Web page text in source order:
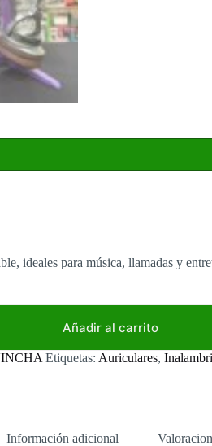
ideales para música, llamadas y
Añadir al carrito
Etiquetas: Auriculares,
Información adicional